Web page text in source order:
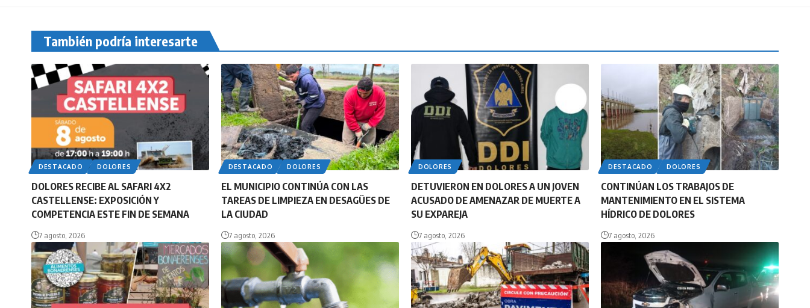
También podría interesarte
DESTACADO DOLORES
DOLORES RECIBE AL SAFARI 4X2
CASTELLENSE: EXPOSICIÓN Y
COMPETENCIA ESTE FIN DE SEMANA
7 agosto, 2026
DESTACADO DOLORES
EL MUNICIPIO CONTINÚA CON LAS
TAREAS DE LIMPIEZA EN DESAGÜES DE
LA CIUDAD
7 agosto, 2026
DOLORES
DETUVIERON EN DOLORES A UN JOVEN
ACUSADO DE AMENAZAR DE MUERTE A
SU EXPAREJA
7 agosto, 2026
DESTACADO DOLORES
CONTINÚAN LOS TRABAJOS DE
MANTENIMIENTO EN EL SISTEMA
HÍDRICO DE DOLORES
7 agosto, 2026